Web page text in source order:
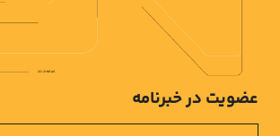
عضویت در خبرنامه